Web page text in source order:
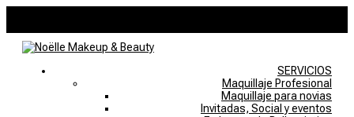
SERVICIOS
Maquillaje Profesional
Maquillaje para novias
Invitadas, Social y eventos